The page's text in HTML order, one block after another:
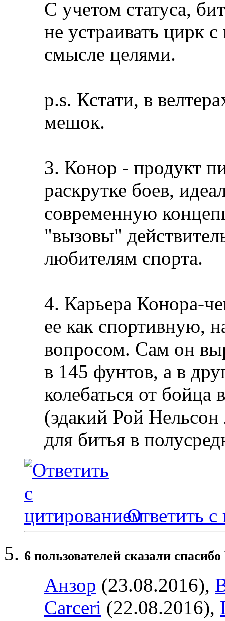
С учетом статуса,
не устраивать цирк
смысле целями.
p.s. Кстати, в
мешок.
3. Конор - продукт
раскрутке боев,
современную
"вызовы"
любителям спорта.
4. Карьера Конора-
ее как спортивную,
вопросом. Сам он
в 145 фунтов, а в
колебаться от бойца
(эдакий Рой Нельсон
для битья в
Ответить с
6 пользователей сказали
Анзор (23.08.2016),
Carceri (22.08.2016),